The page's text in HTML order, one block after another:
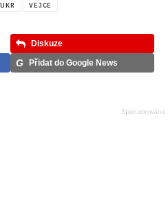
VEJCE
Diskuze
G Přidat do Google News